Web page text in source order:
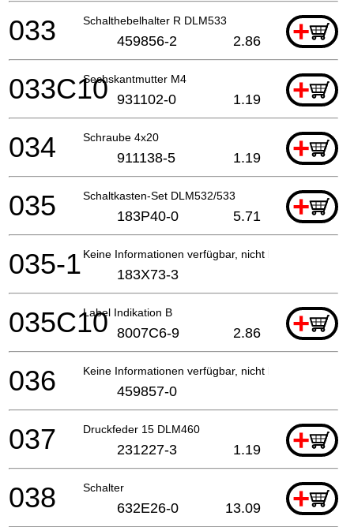
Schalthebelhalter R DLM533 +
033 459856-2 2.86
Sechskantmutter M4 +
033C10 931102-0 1.19
Schraube 4x20 +
034 911138-5 1.19
Schaltkasten-Set DLM532/533 +
035 183P40-0 5.71
Keine Informationen verfügbar, nicht bestellbar
035-1 183X73-3
Label Indikation B +
035C10 8007C6-9 2.86
Keine Informationen verfügbar, nicht bestellbar
036 459857-0
Druckfeder 15 DLM460 +
037 231227-3 1.19
Schalter +
038 632E26-0 13.09